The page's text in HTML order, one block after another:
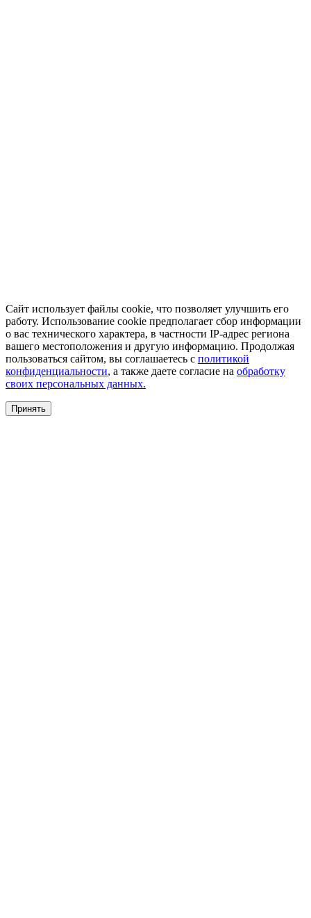
Сайт использует файлы cookie, что позволяет улучшить его
работу. Использование cookie предполагает сбор информации
о вас технического характера, в частности IP-адрес региона
вашего местоположения и другую информацию. Продолжая
пользоваться сайтом, вы соглашаетесь с политикой
конфиденциальности, а также даете согласие на обработку
своих персональных данных.
Принять